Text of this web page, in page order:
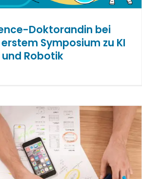
Doktorandin bei
Symposium zu KI
und Robotik